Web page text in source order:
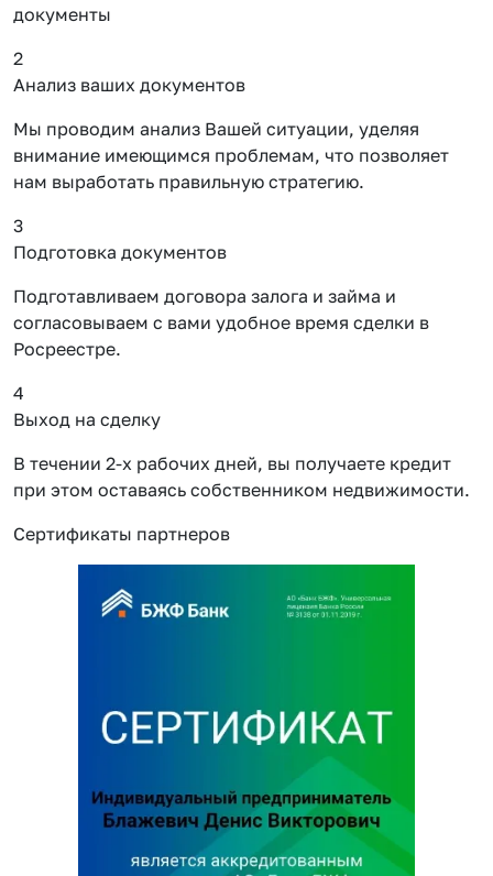
документы
2
Анализ ваших документов
Мы проводим анализ Вашей ситуации, уделяя
внимание имеющимся проблемам, что позволяет
нам выработать правильную стратегию.
3
Подготовка документов
Подготавливаем договора залога и займа и
согласовываем с вами удобное время сделки в
Росреестре.
4
Выход на сделку
В течении 2-х рабочих дней, вы получаете кредит
при этом оставаясь собственником недвижимости.
Сертификаты партнеров